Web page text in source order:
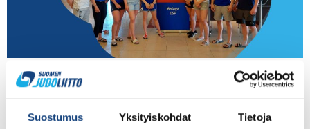
Suostumus Yksityiskohdat Tietoja
Judoliiton, alle 21-vuotiaiden kahdeksan
edustusurheilijaa on parhaillaan valmistautumassa
European Cup -turnaus. Valmentajina matkalla ovat